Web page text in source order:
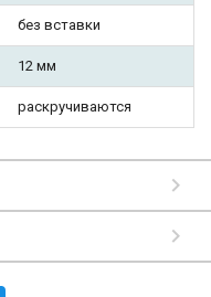
без вставки
12 мм
раскручиваются